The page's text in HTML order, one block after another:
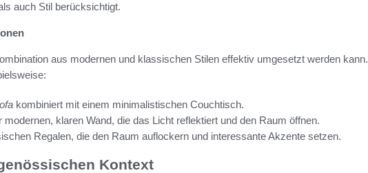
auch Stil berücksichtigt.
aus modernen und klassischen Stilen effektiv umgesetzt werden kann.
kombiniert mit einem minimalistischen Couchtisch.
modernen, klaren Wand, die das Licht reflektiert und den Raum öffnen.
Regalen, die den Raum auflockern und interessante Akzente setzen.
Kontext